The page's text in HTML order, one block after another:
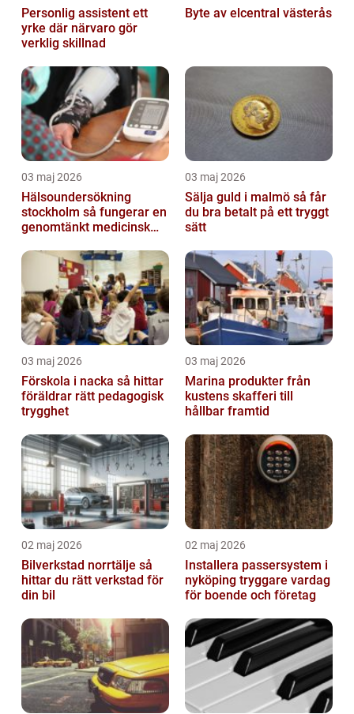
Personlig assistent ett
yrke där närvaro gör
verklig skillnad
Byte av elcentral västerås
03 maj 2026
Hälsoundersökning
stockholm så fungerar en
genomtänkt medicinsk
03 maj 2026
Sälja guld i malmö så får
du bra betalt på ett tryggt
sätt
03 maj 2026
Förskola i nacka så hittar
föräldrar rätt pedagogisk
trygghet
03 maj 2026
Marina produkter från
kustens skafferi till
hållbar framtid
02 maj 2026
Bilverkstad norrtälje så
hittar du rätt verkstad för
din bil
02 maj 2026
Installera passersystem i
nyköping tryggare vardag
för boende och företag